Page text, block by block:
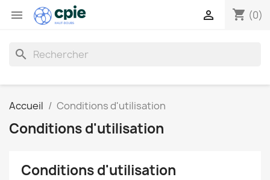
 shopping_cart (0)

search
Accueil Conditions d'utilisation
Conditions d'utilisation
Conditions d'utilisation